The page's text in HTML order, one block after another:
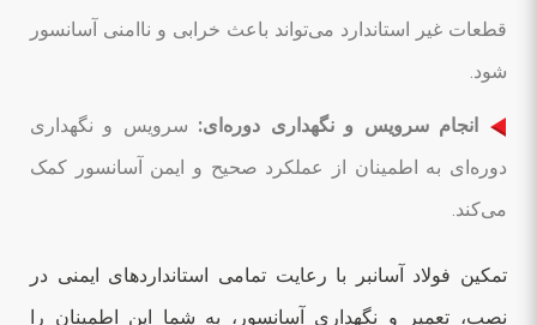
قطعات غیر استاندارد می‌تواند باعث خرابی و ناامنی آسانسور
شود.
انجام سرویس و نگهداری دوره‌ای: سرویس و نگهداری
دوره‌ای به اطمینان از عملکرد صحیح و ایمن آسانسور کمک
می‌کند.
تمکین فولاد آسانبر با رعایت تمامی استانداردهای ایمنی در
نصب، تعمیر و نگهداری آسانسور، به شما این اطمینان را